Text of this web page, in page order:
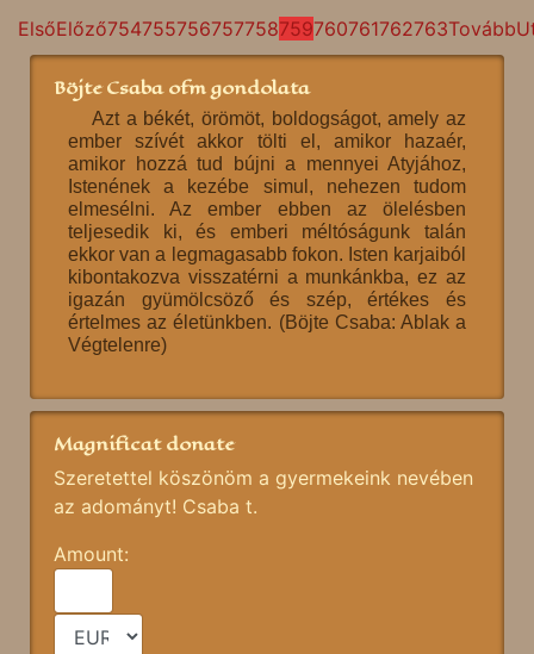
ElsőElőző754755756757758759760761762763Tovább
Böjte Csaba ofm gondolata
Azt a békét, örömöt, boldogságot, amely az
ember szívét akkor tölti el, amikor hazaér,
amikor hozzá tud bújni a mennyei Atyjához,
Istenének a kezébe simul, nehezen tudom
elmesélni. Az ember ebben az ölelésben
teljesedik ki, és emberi méltóságunk talán
ekkor van a legmagasabb fokon. Isten karjaiból
kibontakozva visszatérni a munkánkba, ez az
igazán gyümölcsöző és szép, értékes és
értelmes az életünkben. (Böjte Csaba: Ablak a
Végtelenre)
Magnificat donate
Szeretettel köszönöm a gyermekeink nevében
az adományt! Csaba t.
Amount: